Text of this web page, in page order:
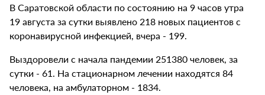
В Саратовской области по состоянию на 9 часов утра
19 августа за сутки выявлено 218 новых пациентов с
коронавирусной инфекцией, вчера - 199.
Выздоровели с начала пандемии 251380 человек, за
сутки - 61. На стационарном лечении находятся 84
человека, на амбулаторном - 1834.